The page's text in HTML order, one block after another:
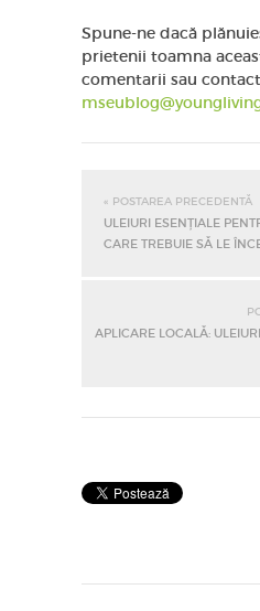
Spune-ne dacă
prietenii toamna
comentarii sau
« POSTAREA PRECEDENTĂ
ULEIURI ESENȚIALE
CARE TREBUIE SĂ LE
APLICARE LOCALĂ: